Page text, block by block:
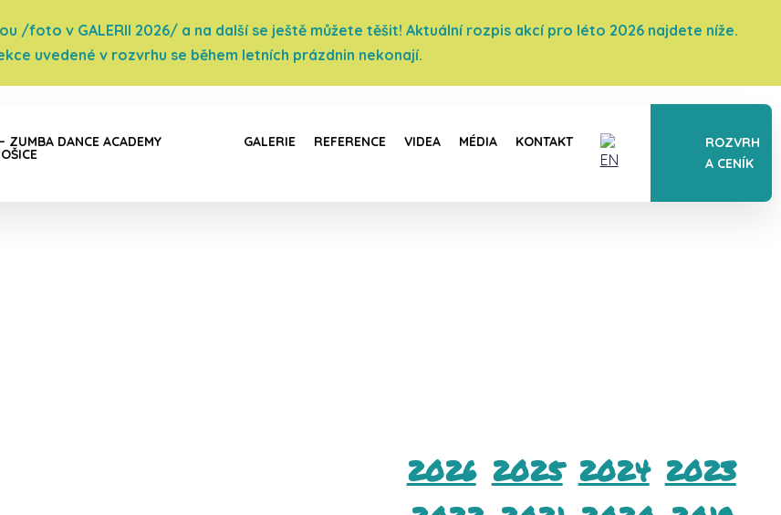
/foto v GALERII 2026/ a na další se ještě můžete těšit! Aktuální rozpis akcí pro léto 2026 najdete níže.
uvedené v rozvrhu se během letních prázdnin nekonají.
ROZVRH
A CENÍK
ZUMBA DANCE ACADEMY GALERIE REFERENCE VIDEA MÉDIA KONTAKT
2026 2025 2024 2023